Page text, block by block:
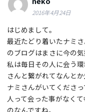
2016年4月24日
はじめまして。
最近たどり着いたナミ
のブログはまさに今の
私は毎日その人に会う
さんと繋がれてなんと
ナミさんがいてくださっ
人って会った事がなく
のなんですね。